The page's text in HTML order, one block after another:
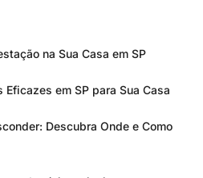
na Sua Casa em SP
em SP para Sua Casa
Descubra Onde e Como